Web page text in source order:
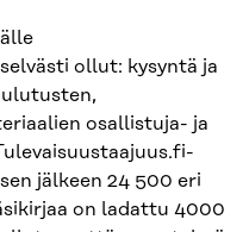
ollut: kysyntä ja
osallistuja- ja
jälkeen 24 500 eri
on ladattu 4000